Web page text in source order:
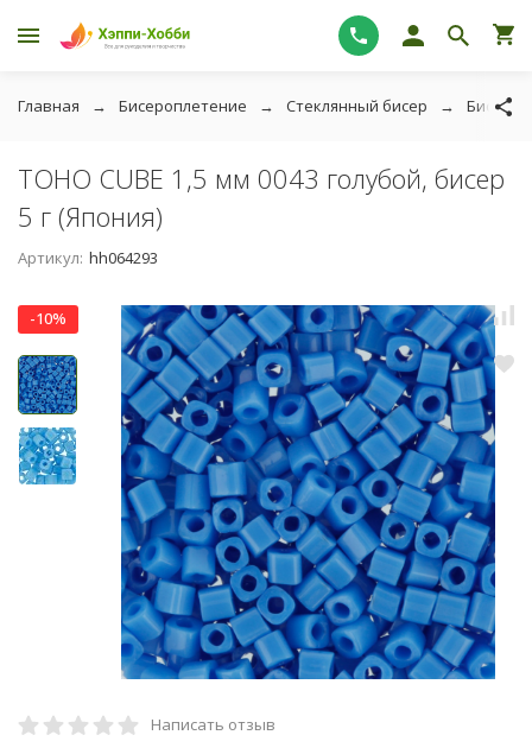
Главная Бисероплетение Стеклянный бисер Бисер
TOHO CUBE 1,5 мм 0043 голубой, бисер
5 г (Япония)
Артикул: hh064293
-10%
Написать отзыв